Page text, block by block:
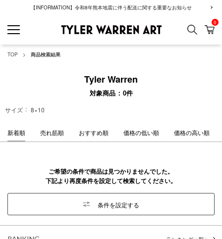
【INFORMATION】令和8年熊本地震に伴う配送に関する重要なお知らせ
GREENROOM
検索 カ
0
TOP 商品検索結果
Tyler Warren
対象商品 0件
サイズ 8×10
新着順 売れ筋順 おすすめ順 価格の低い順 価格の高い順
ご希望の条件で商品は見つかりませんでした。
下記より再度条件を設定して検索してください。
条件を設定する